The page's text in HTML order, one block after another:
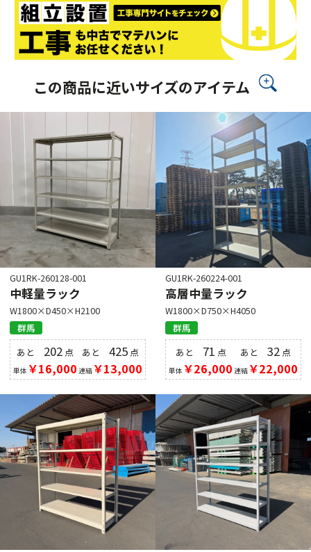
この商品に近いサイズのアイテム
GU1RK-260128-001
中軽量ラック
W1800×D450×H2100
群馬
あと 202 点
単体 ￥16,000
あと 425点
連結￥13,000
GU1RK-260224-001
高層中量ラック
W1800×D750×H4050
群馬
あと 71 点
単体 ￥26,000
あと32 点
連結￥22,000